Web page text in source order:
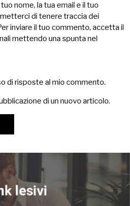
nome, la tua email e il tuo
di tenere traccia dei
inviare il tuo commento, accetta il
mettendo una spunta nel
di risposte al mio commento.
di un nuovo articolo.